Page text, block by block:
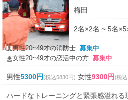
梅田
2名×2名 ~ 5名×5
男性20~49才の消防士募集中
女性20~49才の恋活中の方募集中
男性5300円(税込5830円) 女性9300円(税
ハードなトレーニングと緊張感溢れる